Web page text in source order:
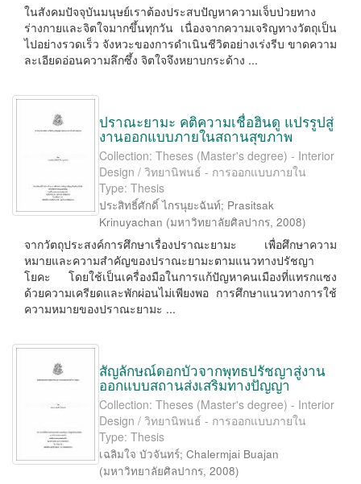
ในสังคมปัจจุบันมนุษย์เราต้องประสบปัญหาความเจ็บป่วยทาง
ร่างกายและจิตใจมากขึ้นทุกวัน เนื่องจากความเจริญทางวัตถุเป็น
ไปอย่างรวดเร็ว จังหวะของการดำเนินชีวิตอย่างเร่งรีบ ขาดความ
ละเอียดอ่อนความลึกซึ้ง จิตใจจึงหยาบกระด้าง ...
ปราณะยามะ คติความเชื่อฮินดู แปรรูปสู่
งานออกแบบภายในสถานสุขภาพ
Collection: Theses (Master's degree) - Interior
Design / วิทยานิพนธ์ - การออกแบบภายใน
Type: Thesis
ประสิทธิ์ศักดิ์ ไกรนุยะฉันท์; Prasitsak
Krinuyachan (มหาวิทยาลัยศิลปากร, 2008)
จากวัตถุประสงค์การศึกษาเรื่องปราณะยามะ เพื่อศึกษาความ
หมายและความสำคัญของปราณะยามะตามแนวทางปรัชญา
โยคะ โดยใช้เป็นเครื่องมือในการแก้ปัญหาคนเมืองที่แทรกแซง
ด้วยความเครียดและพักผ่อนไม่เพียงพอ การศึกษาแนวทางการใช้
ความหมายของปราณะยามะ ...
สัญลักษณ์ดอกบัวจากพุทธปรัชญาสู่งาน
ออกแบบสถานส่งเสริมทางปัญญา
Collection: Theses (Master's degree) - Interior
Design / วิทยานิพนธ์ - การออกแบบภายใน
Type: Thesis
เฉลิมใจ บัวจันทร์; Chalermjai Buajan
(มหาวิทยาลัยศิลปากร, 2008)